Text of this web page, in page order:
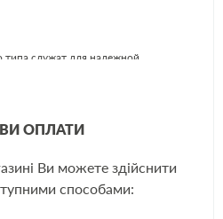
типа служат для надежной
обеспечивается равномерным
по всему периметру шланга. Хомуты
уже на протяжения
ОПЛАТИ
Ви можете здійснити
способами: